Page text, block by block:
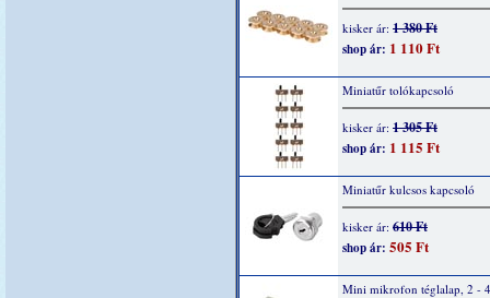
kisker ár: 1 380 Ft
shop ár: 1 110 Ft
Miniatűr tolókapcsoló
kisker ár: 1 305 Ft
shop ár: 1 115 Ft
Miniatűr kulcsos kapcsoló
kisker ár: 610 Ft
shop ár: 505 Ft
Mini mikrofon téglalap, 2 -